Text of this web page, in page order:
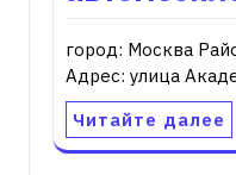
город: Москва
Адрес: улица
Читайте далее